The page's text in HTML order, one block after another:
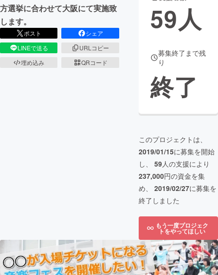
方選挙に合わせて大阪にて実施致
します。
ポスト
シェア
LINEで送る
URLコピー
埋め込み
QRコード
59人
募集終了まで残
り
終了
このプロジェクトは、
2019/01/15に募集を開始
し、 59人の支援により
237,000円の資金を集
め、 2019/02/27に募集を
終了しました
もう一度プロジェク
トをやってほしい